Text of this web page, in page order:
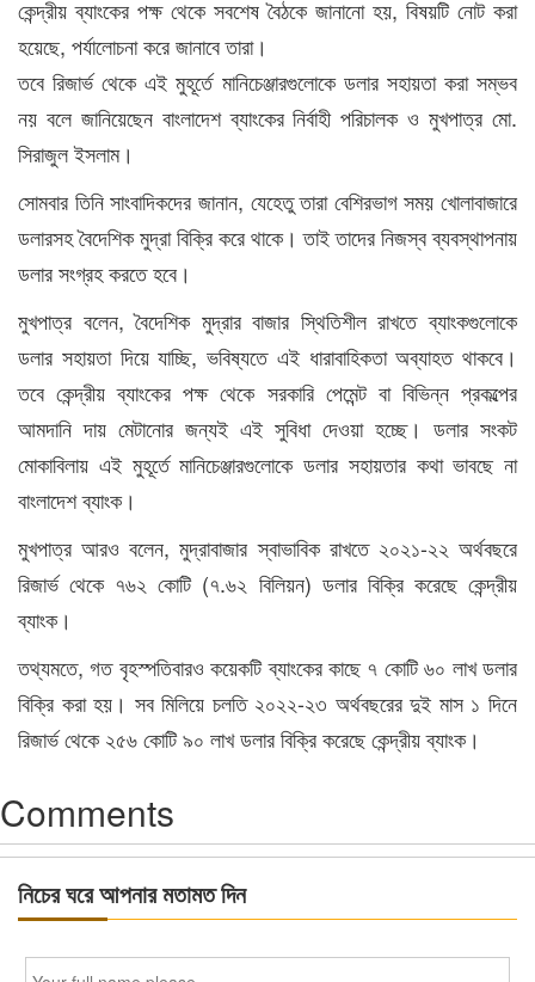
কেন্দ্রীয় ব্যাংকের পক্ষ থেকে সবশেষ বৈঠকে জানানো হয়, বিষয়টি নোট করা
হয়েছে, পর্যালোচনা করে জানাবে তারা।
তবে রিজার্ভ থেকে এই মুহূর্তে মানিচেঞ্জারগুলোকে ডলার সহায়তা করা সম্ভব
নয় বলে জানিয়েছেন বাংলাদেশ ব্যাংকের নির্বাহী পরিচালক ও মুখপাত্র মো.
সিরাজুল ইসলাম।
সোমবার তিনি সাংবাদিকদের জানান, যেহেতু তারা বেশিরভাগ সময় খোলাবাজারে
ডলারসহ বৈদেশিক মুদ্রা বিক্রি করে থাকে। তাই তাদের নিজস্ব ব্যবস্থাপনায়
ডলার সংগ্রহ করতে হবে।
মুখপাত্র বলেন, বৈদেশিক মুদ্রার বাজার স্থিতিশীল রাখতে ব্যাংকগুলোকে
ডলার সহায়তা দিয়ে যাচ্ছি, ভবিষ্যতে এই ধারাবাহিকতা অব্যাহত থাকবে।
তবে কেন্দ্রীয় ব্যাংকের পক্ষ থেকে সরকারি পেমেন্ট বা বিভিন্ন প্রকল্পের
আমদানি দায় মেটানোর জন্যই এই সুবিধা দেওয়া হচ্ছে। ডলার সংকট
মোকাবিলায় এই মুহূর্তে মানিচেঞ্জারগুলোকে ডলার সহায়তার কথা ভাবছে না
বাংলাদেশ ব্যাংক।
মুখপাত্র আরও বলেন, মুদ্রাবাজার স্বাভাবিক রাখতে ২০২১-২২ অর্থবছরে
রিজার্ভ থেকে ৭৬২ কোটি (৭.৬২ বিলিয়ন) ডলার বিক্রি করেছে কেন্দ্রীয়
ব্যাংক।
তথ্যমতে, গত বৃহস্পতিবারও কয়েকটি ব্যাংকের কাছে ৭ কোটি ৬০ লাখ ডলার
বিক্রি করা হয়। সব মিলিয়ে চলতি ২০২২-২৩ অর্থবছরের দুই মাস ১ দিনে
রিজার্ভ থেকে ২৫৬ কোটি ৯০ লাখ ডলার বিক্রি করেছে কেন্দ্রীয় ব্যাংক।
Comments
নিচের ঘরে আপনার মতামত দিন